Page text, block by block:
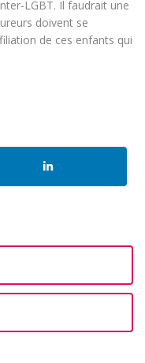
LGBT. Il faudrait une
doivent se
de ces enfants qui